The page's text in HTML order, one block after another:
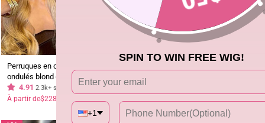
Perruques en cheveux humains
ondulés blond cendré #613 avec
racines foncées - Geeta Hair
4.91 2.3k+ sold
Prix
régulier
Prix
réduit
À partir de$228.61
Front Wig pré-épilée 100% cheveux
humains véritables-Geetahair
SPIN TO WIN FREE WIG!
+1